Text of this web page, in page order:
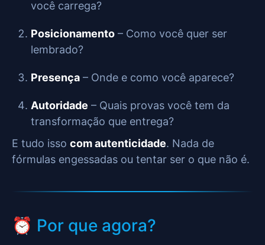
você carrega?
Posicionamento – Como você quer ser
lembrado?
Presença – Onde e como você aparece?
Autoridade – Quais provas você tem da
transformação que entrega?
E tudo isso com autenticidade. Nada de
fórmulas engessadas ou tentar ser o que não é.
⏰ Por que agora?